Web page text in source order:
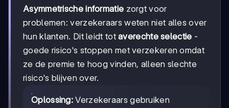
Asymmetrische informatie zorgt voor
problemen: verzekeraars weten niet alles over
hun klanten. Dit leidt totaverechte selectie -
goede risico's stoppen met verzekeren omdat
ze de premie te hoog vinden, alleen slechte
risico's blijven over.
Oplossing: Verzekeraars gebruiken